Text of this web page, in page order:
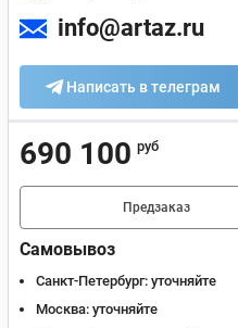
info@artaz.ru
Написать в телеграм
690 100 руб
Предзаказ
Самовывоз
Санкт-Петербург: уточняйте
Москва: уточняйте